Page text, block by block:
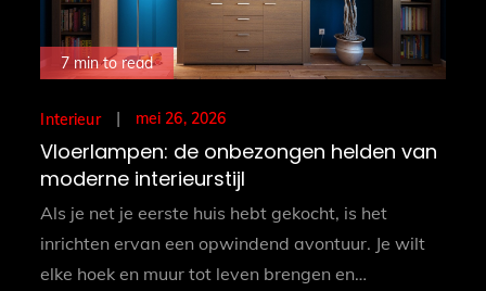
7 min to read
Interieur
Posted
on
mei 26, 2026
Vloerlampen: de onbezongen helden van
moderne interieurstijl
Als je net je eerste huis hebt gekocht, is het
inrichten ervan een opwindend avontuur. Je wilt
elke hoek en muur tot leven brengen en…